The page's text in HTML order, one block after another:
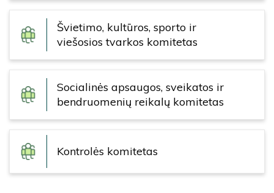
Švietimo, kultūros, sporto ir
viešosios tvarkos komitetas
Socialinės apsaugos, sveikatos ir
bendruomenių reikalų komitetas
Kontrolės komitetas